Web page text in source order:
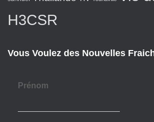
H3CSR
Vous Voulez des Nouvelles
Prénom